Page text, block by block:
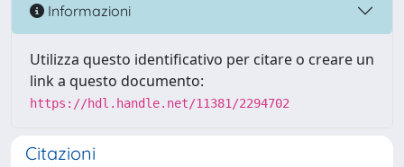
Informazioni
Utilizza questo identificativo per citare o creare un
link a questo documento:
https://hdl.handle.net/11381/2294702
Citazioni